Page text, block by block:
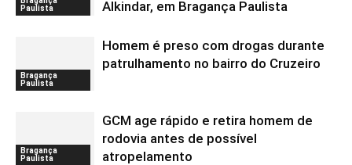
Paulista
Alkindar, em Bragança Paulista
Bragança
Paulista
Homem é preso com drogas durante
patrulhamento no bairro do Cruzeiro
Bragança
Paulista
GCM age rápido e retira homem de
rodovia antes de possível
atropelamento